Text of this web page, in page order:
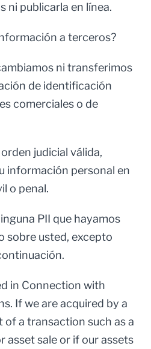
ni publicarla en línea.
a terceros?
ni transferimos
de identificación
comerciales o de
judicial válida,
información personal en
o penal.
PII que hayamos
sobre usted, excepto
in Connection with
If we are acquired by a
of a transaction such as a
asset sale or if our assets